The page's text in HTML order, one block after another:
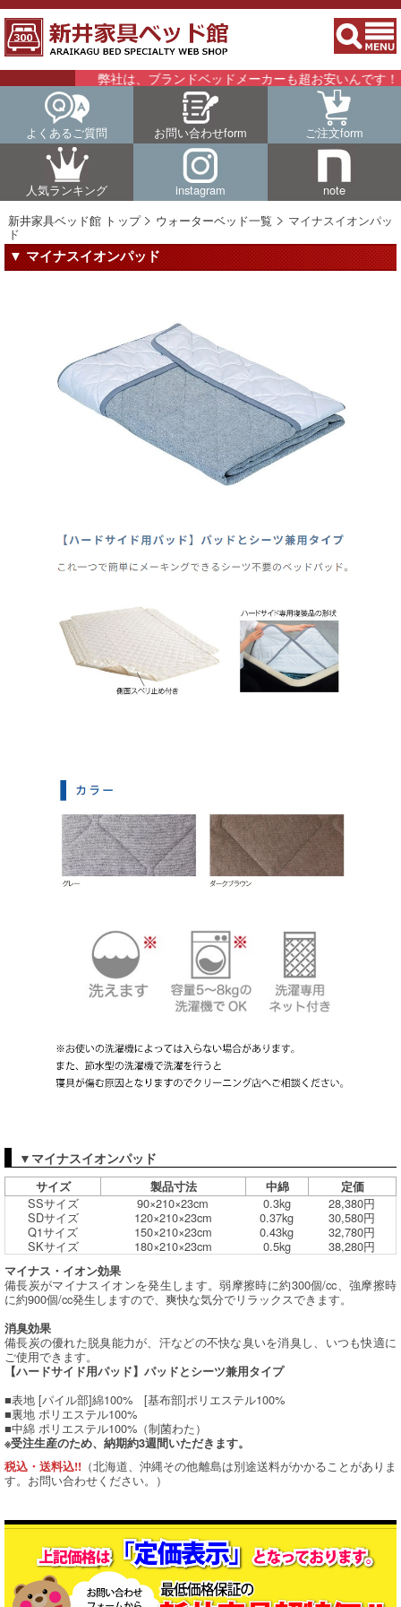
弊社は、ブランドベッドメーカーも超お安いんです！！
よくあるご質問 お問い合わせform ご注文form
人気ランキング instagram
note
新井家具ベッド館 トップ
ウォーターベッド一覧 マイナスイオンパッ
ド
▼ マイナスイオンパッド
▼マイナスイオンパッド
サイズ 製品寸法 中綿 定価
SSサイズ 90×210×23cm 0.3kg
28,380円
SDサイズ
120×210×23cm 0.37kg
30,580円
Q1サイズ
150×210×23cm 0.43kg
32,780円
SKサイズ
180×210×23cm 0.5kg 38,280円
マイナス・イオン効果
備長炭がマイナスイオンを発生します。弱摩擦時に約300個/cc、強摩擦時
に約900個/cc発生しますので、爽快な気分でリラックスできます。
消臭効果
備長炭の優れた脱臭能力が、汗などの不快な臭いを消臭し、いつも快適に
ご使用できます。
【ハードサイド用パッド】パッドとシーツ兼用タイプ
■表地 [パイル部]綿100% [基布部]ポリエステル100%
■裏地 ポリエステル100%
■中綿 ポリエステル100%（制菌わた）
※受注生産のため、納期約3週間いただきます。
税込・送料込!! （北海道、沖縄その他離島は別途送料がかかることがありま
す。お問い合わせください。）